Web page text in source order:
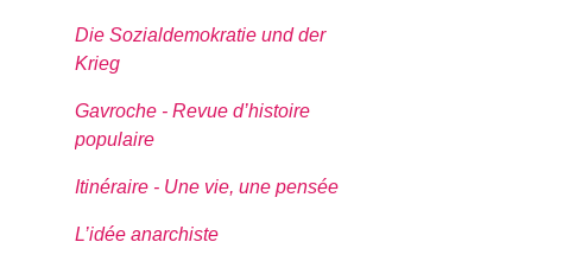
Die Sozialdemokratie und der
Krieg
Gavroche - Revue d’histoire
populaire
Itinéraire - Une vie, une pensée
L’idée anarchiste